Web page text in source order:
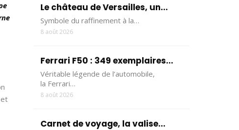
Le château de Versailles, un...
Symbole du raffinement à la…
8 août 2026
Ferrari F50 : 349 exemplaires...
Véritable légende de l’automobile,
la Ferrari…
8 août 2026
Carnet de voyage, la valise...